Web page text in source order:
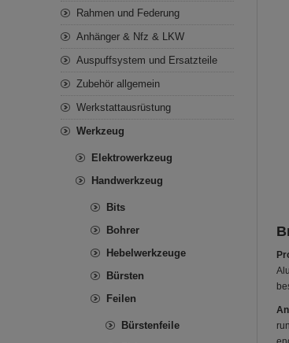
Rahmen und Federung
Anhänger & Nfz & LKW
Auspuffsystem und Ersatzteile
Zubehör allgemein
Werkstattausrüstung
Werkzeug
Elektrowerkzeug
Handwerkzeug
Bits
Bohrer
Hebelwerkzeuge
Bürsten
Feilen
Bürstenfeile